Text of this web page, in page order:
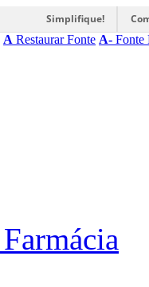
Simplifique!
A Restaurar Fonte A- Fonte